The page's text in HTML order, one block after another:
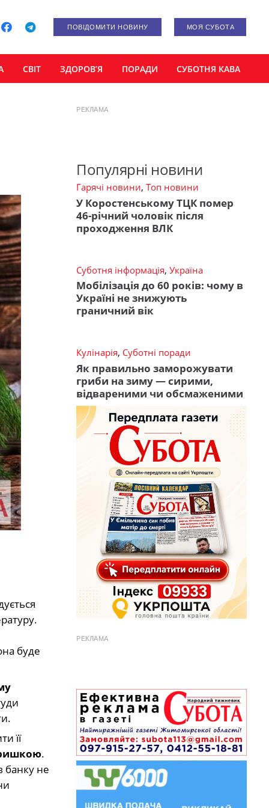
ПОВІДОМИТИ НОВИНУ МОЯ СУБОТА
СВІТ ЗДОРОВ’Я ПОРАДИ СУБОТНЯ КАВА
буде
її
.
банку не
РЕКЛАМА
Популярні новини
Гарячі новини, Топ новини
У Коростенському ТЦК помер
46-річний чоловік після
проходження ВЛК
Суботня інформація, Україна
Мобілізація до 60 років: чому в
Україні не знижують
граничний вік
Кулінарія, Суботні поради
Як правильно заморожувати
гриби на зиму — сирими,
відвареними чи обсмаженими
РЕКЛАМА